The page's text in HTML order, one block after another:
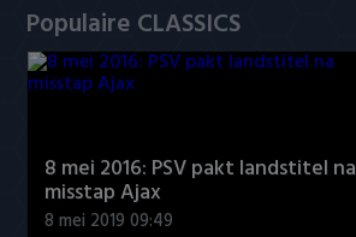
Populaire CLASSICS
8 mei 2016: PSV pakt landstitel na
misstap Ajax
8 mei 2019 09:49